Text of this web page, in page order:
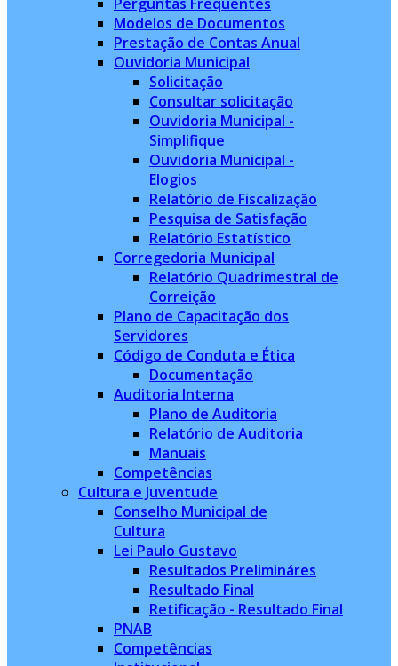
Modelos de Documentos
Prestação de Contas Anual
Ouvidoria Municipal
Solicitação
Consultar solicitação
Ouvidoria Municipal -
Simplifique
Ouvidoria Municipal -
Elogios
Relatório de Fiscalização
Pesquisa de Satisfação
Relatório Estatístico
Corregedoria Municipal
Relatório Quadrimestral de
Correição
Plano de Capacitação dos
Servidores
Código de Conduta e Ética
Documentação
Auditoria Interna
Plano de Auditoria
Relatório de Auditoria
Manuais
Competências
Cultura e Juventude
Conselho Municipal de
Cultura
Lei Paulo Gustavo
Resultados Prelimináres
Resultado Final
Retificação - Resultado Final
PNAB
Competências